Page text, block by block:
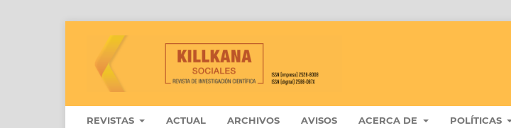
REVISTAS ACTUAL ARCHIVOS AVISOS ACERCA DE POLÍTICAS